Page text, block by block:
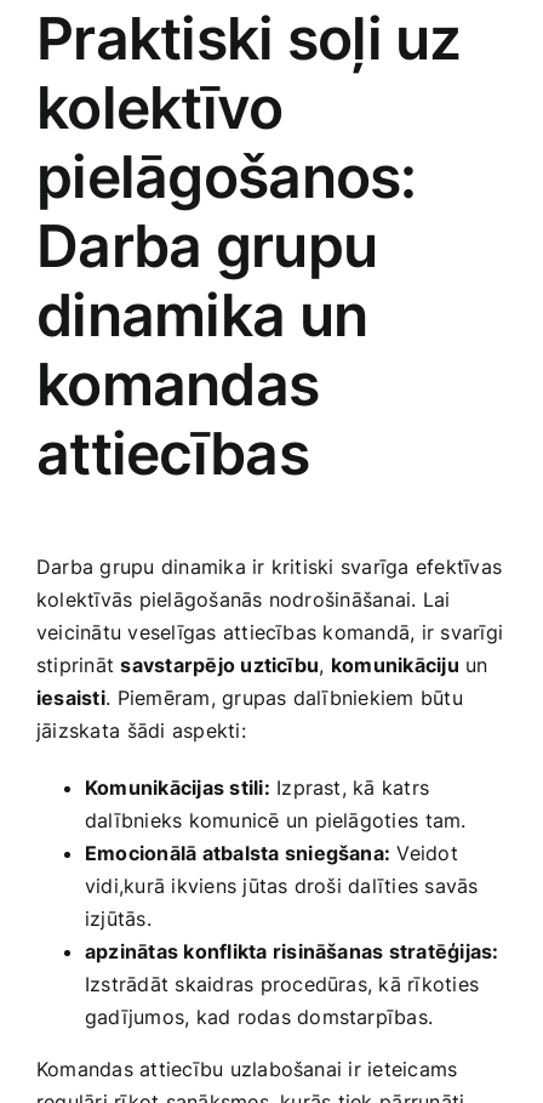
Praktiski soļi uz
kolektīvo
pielāgošanos:⁢
Darba grupu
dinamika un
komandas
attiecības
Darba grupu dinamika ir kritiski svarīga efektīvas
kolektīvās pielāgošanās nodrošināšanai. Lai
veicinātu veselīgas attiecības komandā, ir svarīgi
stiprinātsavstarpējo‌ uzticību,⁤ komunikāciju un‍
iesaisti. ⁣Piemēram, grupas dalībniekiem būtu
jāizskata ⁤šādi aspekti:
Komunikācijas stili: Izprast, ‍kā katrs
dalībnieks komunicē un pielāgoties ⁢tam.
Emocionālā atbalsta sniegšana: Veidot
vidi,kurā ikviens jūtas​ droši dalīties​ savās
izjūtās.
apzinātas konflikta risināšanas stratēģijas:
Izstrādāt ​skaidras procedūras, kā rīkoties
gadījumos, kad rodas domstarpības.
Komandas attiecību uzlabošanai ir ​ieteicams